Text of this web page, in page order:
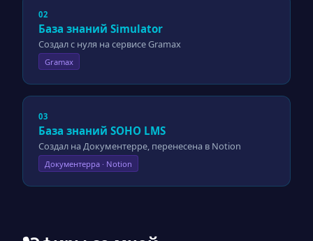
02
База знаний Simulator
Создал с нуля на сервисе Gramax
Gramax
03
База знаний SOHO LMS
Создал на Документерре, перенесена в Notion
Документерра · Notion